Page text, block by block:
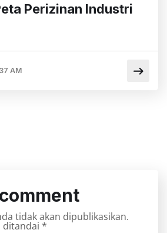
Perizinan Industri
AM
tidak akan dipublikasikan.
ditandai *